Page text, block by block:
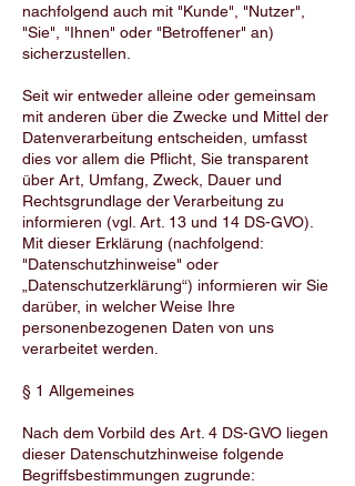
nachfolgend auch mit "Kunde", "Nutzer",
"Sie", "Ihnen" oder "Betroffener" an)
sicherzustellen.
Seit wir entweder alleine oder gemeinsam
mit anderen über die Zwecke und Mittel der
Datenverarbeitung entscheiden, umfasst
dies vor allem die Pflicht, Sie transparent
über Art, Umfang, Zweck, Dauer und
Rechtsgrundlage der Verarbeitung zu
informieren (vgl. Art. 13 und 14 DS-GVO).
Mit dieser Erklärung (nachfolgend:
"Datenschutzhinweise" oder
„Datenschutzerklärung“) informieren wir Sie
darüber, in welcher Weise Ihre
personenbezogenen Daten von uns
verarbeitet werden.
§ 1 Allgemeines
Nach dem Vorbild des Art. 4 DS-GVO liegen
dieser Datenschutzhinweise folgende
Begriffsbestimmungen zugrunde: